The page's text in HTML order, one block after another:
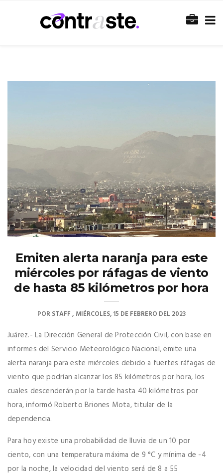
Emiten alerta naranja para este
miércoles por ráfagas de viento
de hasta 85 kilómetros por hora
PORSTAFF MIÉRCOLES, 15 DE FEBRERO DEL 2023
Juárez.- La Dirección General de Protección Civil, con base en
informes del Servicio Meteorológico Nacional, emite una
alerta naranja para este miércoles debido a fuertes ráfagas de
viento que podrían alcanzar los 85 kilómetros por hora, los
cuales descenderán por la tarde hasta 40 kilómetros por
hora, informó Roberto Briones Mota, titular de la
dependencia.
Para hoy existe una probabilidad de lluvia de un 10 por
ciento, con una temperatura máxima de 9 °C y mínima de -4
por la noche, la velocidad del viento será de 8 a 55